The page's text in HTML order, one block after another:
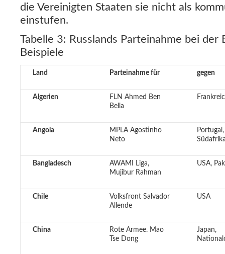
die Vereinigten Staaten sie nicht als
einstufen.
Tabelle 3: Russlands Parteinahme bei der
Beispiele
Land Parteinahme für gegen
Algerien
FLN Ahmed Ben
Bella
Angola
MPLA Agostinho
Neto
Portugal,
Bangladesch
AWAMI Liga,
Mujibur Rahman
USA,
Chile
Volksfront Salvador
Allende
USA
China
Rote Armee. Mao
Tse Dong
Japan,